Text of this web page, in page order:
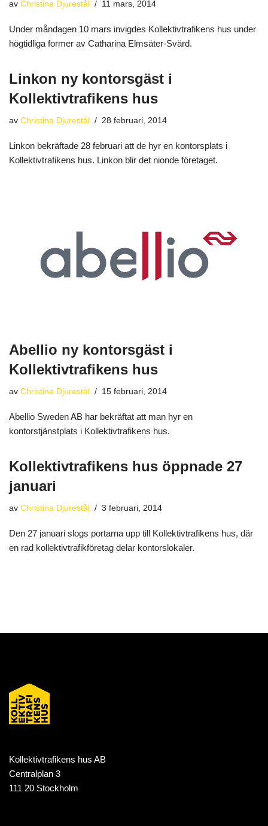
av Christina Djurestål 11 mars, 2014
Under måndagen 10 mars invigdes Kollektivtrafikens hus under
högtidliga former av Catharina Elmsäter-Svärd.
Linkon ny kontorsgäst i
Kollektivtrafikens hus
av Christina Djurestål 28 februari, 2014
Linkon bekräftade 28 februari att de hyr en kontorsplats i
Kollektivtrafikens hus. Linkon blir det nionde företaget.
Abellio ny kontorsgäst i
Kollektivtrafikens hus
av Christina Djurestål 15 februari, 2014
Abellio Sweden AB har bekräftat att man hyr en
kontorstjänstplats i Kollektivtrafikens hus.
Kollektivtrafikens hus öppnade 27
januari
av Christina Djurestål 3 februari, 2014
Den 27 januari slogs portarna upp till Kollektivtrafikens hus, där
en rad kollektivtrafikföretag delar kontorslokaler.
Kollektivtrafikens hus AB
Centralplan 3
111 20 Stockholm